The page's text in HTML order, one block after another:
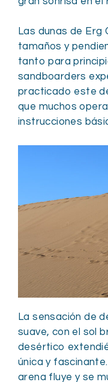
Las dunas de Erg
tamaños y
tanto para
sandboarders
practicado este
que muchos
instrucciones
La sensación de
suave, con el sol
desértico
única y
arena fluye y se